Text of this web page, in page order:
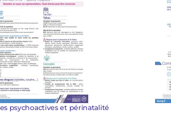
psychoactives et périnatalité